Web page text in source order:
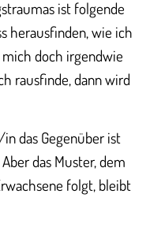
ist folgende
herausfinden, wie ich
doch irgendwie
rausfinde, dann wird
das Gegenüber ist
das Muster, dem
folgt, bleibt